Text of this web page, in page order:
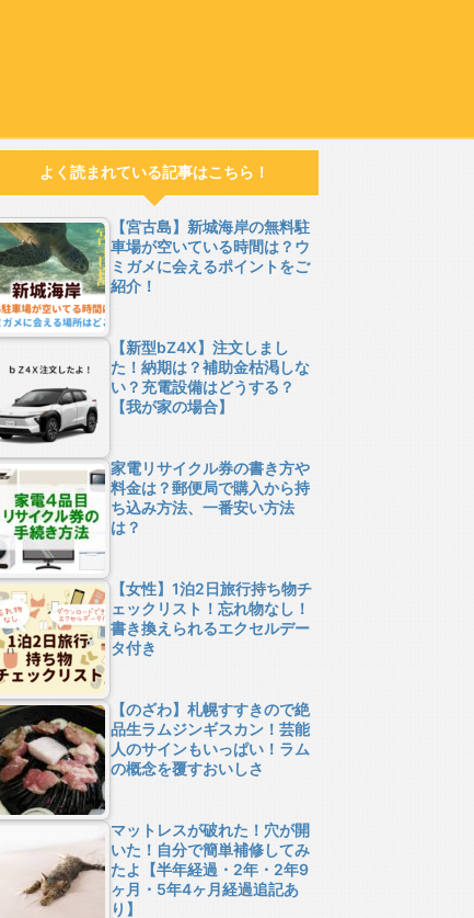
よく読まれている記事はこちら！
【宮古島】新城海岸の無料駐
車場が空いている時間は？ウ
ミガメに会えるポイントをご
紹介！
【新型bZ4X】注文しまし
た！納期は？補助金枯渇しな
い？充電設備はどうする？
【我が家の場合】
家電リサイクル券の書き方や
料金は？郵便局で購入から持
ち込み方法、一番安い方法
は？
【女性】1泊2日旅行持ち物チ
ェックリスト！忘れ物なし！
書き換えられるエクセルデー
タ付き
【のざわ】札幌すすきので絶
品生ラムジンギスカン！芸能
人のサインもいっぱい！ラム
の概念を覆すおいしさ
マットレスが破れた！穴が開
いた！自分で簡単補修してみ
たよ【半年経過・2年・2年9
ヶ月・5年4ヶ月経過追記あ
り】